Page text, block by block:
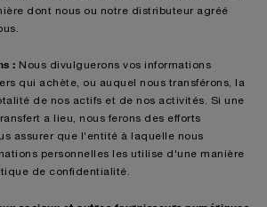
dont nous ou notre distributeur agréé
: Nous divulguerons vos informations
qui achète, ou auquel nous transférons, la
de nos actifs et de nos activités. Si une
a lieu, nous ferons des efforts
assurer que l'entité à laquelle nous
personnelles les utilise d'une manière
de confidentialité.